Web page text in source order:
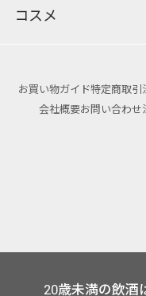
コスメ
お買い物ガイド特定商取引
会社概要お問い合わせ
20歳未満の飲酒